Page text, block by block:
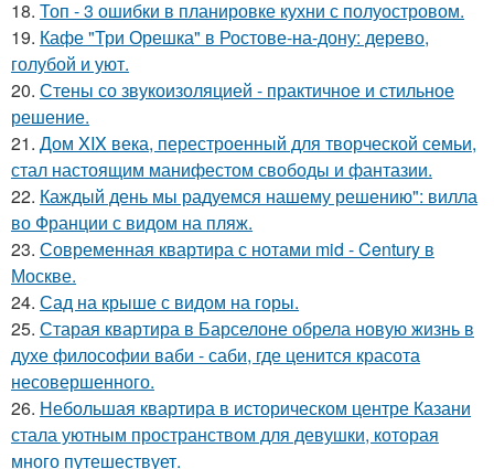
18. Топ - 3 ошибки в планировке кухни с полуостровом.
19. Кафе "Три Орешка" в Ростове-на-дону: дерево,
голубой и уют.
20. Стены со звукоизоляцией - практичное и стильное
решение.
21. Дом XIX века, перестроенный для творческой семьи,
стал настоящим манифестом свободы и фантазии.
22. Каждый день мы радуемся нашему решению": вилла
во Франции с видом на пляж.
23. Современная квартира с нотами mid - Century в
Москве.
24. Сад на крыше с видом на горы.
25. Старая квартира в Барселоне обрела новую жизнь в
духе философии ваби - саби, где ценится красота
несовершенного.
26. Небольшая квартира в историческом центре Казани
стала уютным пространством для девушки, которая
много путешествует.